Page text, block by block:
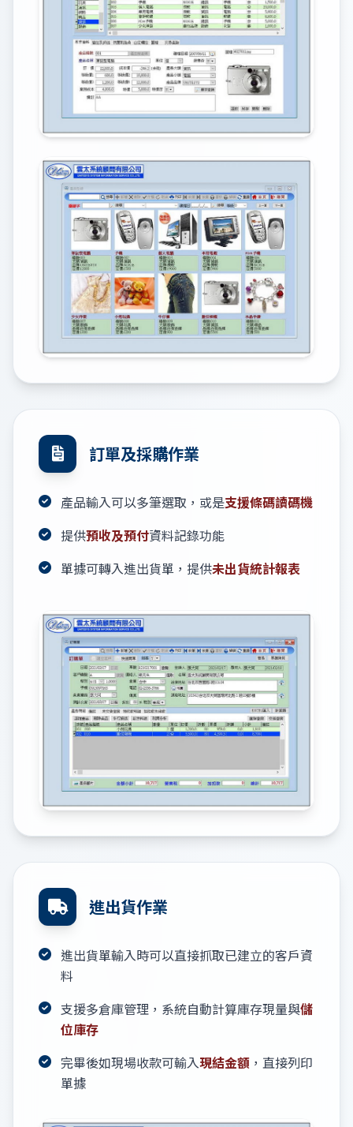
訂單及採購作業
產品輸入可以多筆選取，或是支援條碼讀碼機
提供預收及預付資料記錄功能
單據可轉入進出貨單，提供未出貨統計報表
進出貨作業
進出貨單輸入時可以直接抓取已建立的客戶資
料
支援多倉庫管理，系統自動計算庫存現量與儲
位庫存
完畢後如現場收款可輸入現結金額 ，直接列印
單據